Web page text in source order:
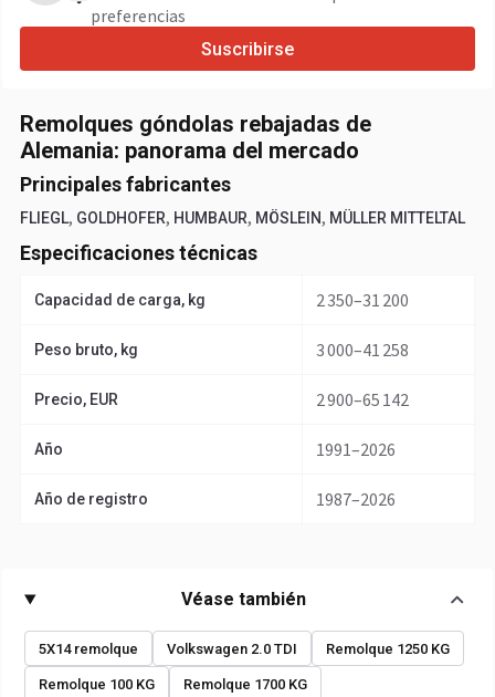
preferencias
Suscribirse
Remolques góndolas rebajadas de
Alemania: panorama del mercado
Principales fabricantes
FLIEGL, GOLDHOFER, HUMBAUR, MÖSLEIN, MÜLLER MITTELTAL
Especificaciones técnicas
Capacidad de carga, kg 2 350–31 200
Peso bruto, kg 3 000–41 258
Precio, EUR 2 900–65 142
Año 1991–2026
Año de registro 1987–2026
Véase también
5X14 remolque Volkswagen 2.0 TDI Remolque 1250 KG
Remolque 100 KG Remolque 1700 KG